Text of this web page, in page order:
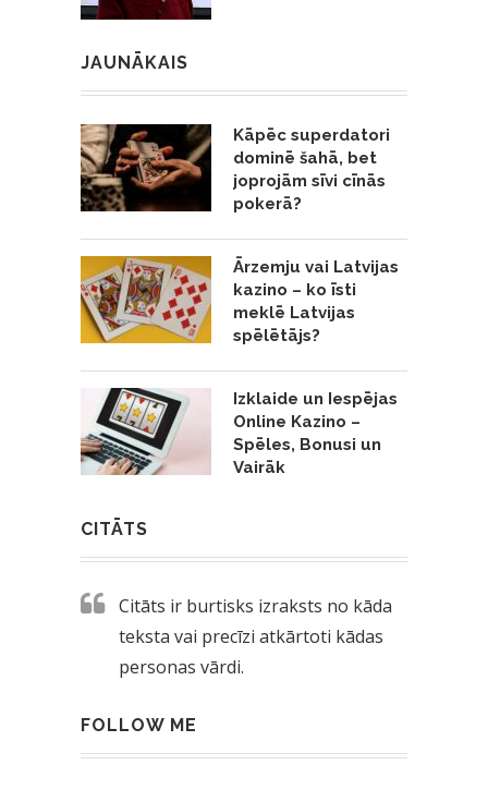
JAUNĀKAIS
Kāpēc superdatori
dominē šahā, bet
joprojām sīvi cīnās
pokerā?
Ārzemju vai Latvijas
kazino – ko īsti
meklē Latvijas
spēlētājs?
Izklaide un Iespējas
Online Kazino –
Spēles, Bonusi un
Vairāk
CITĀTS
Citāts ir burtisks izraksts no kāda
teksta vai precīzi atkārtoti kādas
personas vārdi.
FOLLOW ME